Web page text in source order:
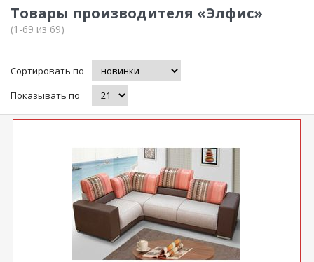
Товары производителя «Элфис»
(1-69 из 69)
Сортировать по
Показывать по